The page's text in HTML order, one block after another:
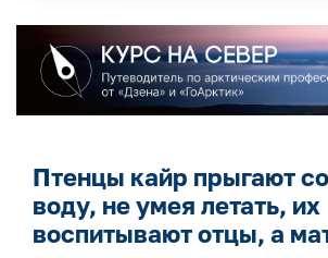
Птенцы кайр прыгают
воду, не умея летать, их
воспитывают отцы, а